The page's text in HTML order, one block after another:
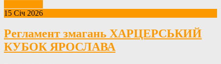
15 Січ 2026
Регламент змагань ХАРЦЕРСЬКИЙ
КУБОК ЯРОСЛАВА